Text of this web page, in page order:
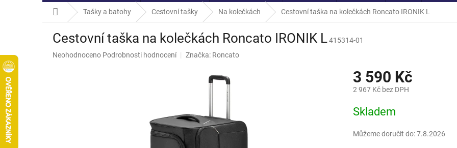
Domů Tašky a batohy Cestovní tašky Na kolečkách Cestovní taška na kolečkách Roncato IRONIK L
Cestovní taška na kolečkách Roncato IRONIK L415314-01
Průměrné
Neohodnoceno Podrobnosti hodnocení Značka: Roncato
3 590 Kč
2 967 Kč bez DPH
cena:
Skladem
Můžeme doručit do:7.8.2026